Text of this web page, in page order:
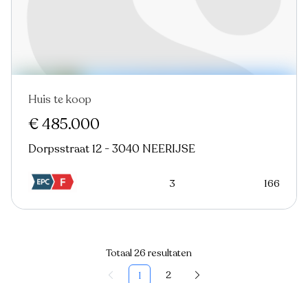
Huis te koop
€ 485.000
Dorpsstraat 12 - 3040 NEERIJSE
3 166
Totaal 26 resultaten
1
2